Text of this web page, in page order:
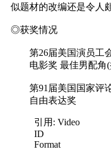
似题材的改编还是令人
◎获奖情况
第26届美国演员工会
电影奖 最佳男配角(
第91届美国国家评论
自由表达奖
引用: Video
ID :
Format